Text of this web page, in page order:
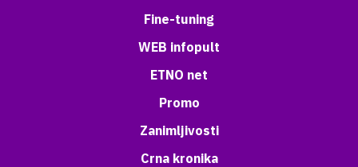
Fine-tuning
WEB infopult
ETNO net
Promo
Zanimljivosti
Crna kronika